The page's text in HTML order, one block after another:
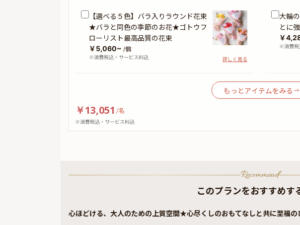
【選べる５色】バラ入りラウンド花束
★バラと同色の季節のお花★ゴトウフ
ローリスト最高品質の花束
￥5,060~ /個
※消費税込・サービス料込
詳しく見る
大輪
とに
￥
※消費税
もっとアイテムをみる
￥13,051 /名
※消費税込・サービス料込
Recommend
このプランをおすすめす
心ほどける、大人のための上質空間★心尽くしのおもてなしと共に至福の